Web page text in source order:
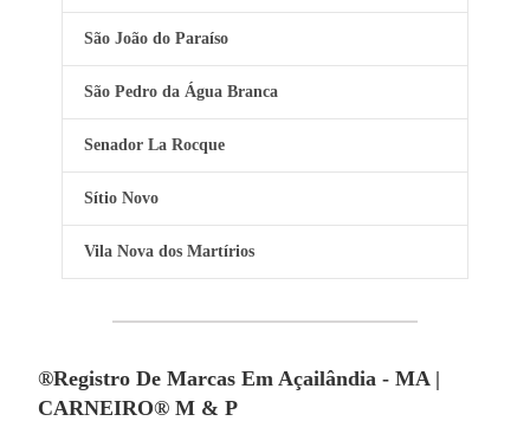
São João do Paraíso
São Pedro da Água Branca
Senador La Rocque
Sítio Novo
Vila Nova dos Martírios
®Registro De Marcas Em Açailândia - MA |
CARNEIRO® M & P